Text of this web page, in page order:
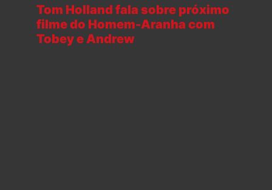
Tom Holland fala sobre próximo
filme do Homem-Aranha com
Tobey e Andrew